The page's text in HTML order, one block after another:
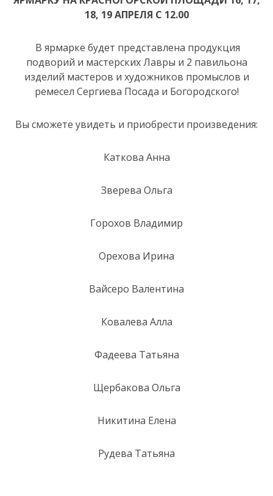
18, 19 АПРЕЛЯ С 12.00
В ярмарке будет представлена продукция
подворий и мастерских Лавры и 2 павильона
изделий мастеров и художников промыслов и
ремесел Сергиева Посада и Богородского!
Вы сможете увидеть и приобрести произведения:
Каткова Анна
Зверева Ольга
Горохов Владимир
Орехова Ирина
Вайсеро Валентина
Ковалева Алла
Фадеева Татьяна
Щербакова Ольга
Никитина Елена
Рудева Татьяна